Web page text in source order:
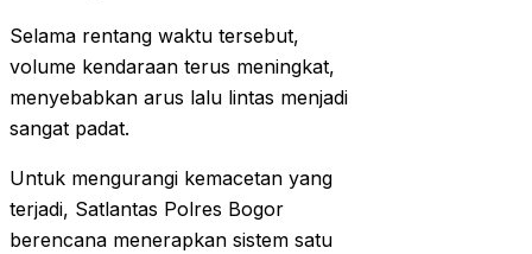
Selama rentang waktu tersebut,
volume kendaraan terus meningkat,
menyebabkan arus lalu lintas menjadi
sangat padat.
Untuk mengurangi kemacetan yang
terjadi, Satlantas Polres Bogor
berencana menerapkan sistem satu